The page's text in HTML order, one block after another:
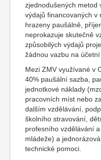
zjednodušených metod
výdajů financovaných v
hrazeny paušálně,
neprokazuje skutečně
způsobilých výdajů
žádnou vazbu na
Mezi ZMV využívané v
40% paušální sazba,
jednotkové náklady
pracovních míst nebo
dalším vzdělávání,
školního stravování,
profesního vzdělávání
mládeže) a
technické pomoci.